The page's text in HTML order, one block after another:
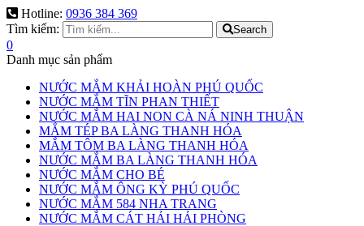
Hotline: 0936 384 369
Tìm kiếm:
Search
0
Danh mục sản phẩm
NƯỚC MẮM KHẢI HOÀN PHÚ QUỐC
NƯỚC MẮM TĨN PHAN THIẾT
NƯỚC MẮM HAI NON CÀ NÁ NINH THUẬN
MẮM TÉP BA LÀNG THANH HÓA
MẮM TÔM BA LÀNG THANH HÓA
NƯỚC MẮM BA LÀNG THANH HÓA
NƯỚC MẮM CHO BÉ
NƯỚC MẮM ÔNG KỲ PHÚ QUỐC
NƯỚC MẮM 584 NHA TRANG
NƯỚC MẮM CÁT HẢI HẢI PHÒNG